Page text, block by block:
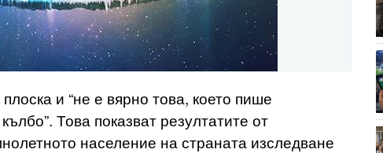
и “не е вярно това, което пише
Това показват резултатите от
население на страната изследване